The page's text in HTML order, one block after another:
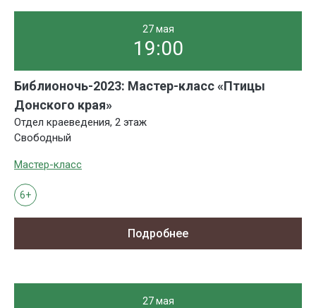
27 мая
19:00
Библионочь-2023: Мастер-класс «Птицы
Донского края»
Отдел краеведения, 2 этаж
Свободный
Мастер-класс
6+
Подробнее
27 мая